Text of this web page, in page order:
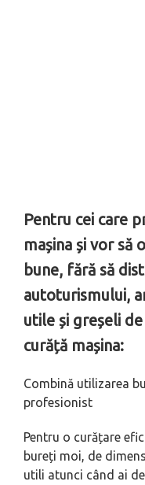
Pentru cei care
mașina și vor să
bune, fără să
autoturismului,
utile și greșeli
curăță mașina:
Combină utilizarea
profesionist
Pentru o curățare
bureți moi, de
utili atunci când ai